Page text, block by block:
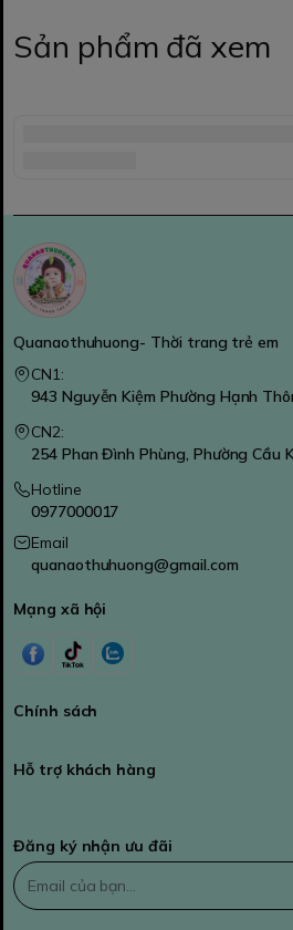
Sản phẩm đã xem
Quanaothuhuong- Thời trang trẻ em
CN1:
943 Nguyễn Kiệm Phường Hạnh
CN2:
254 Phan Đình Phùng, Phường Cầu
Hotline
0977000017
Email
quanaothuhuong@gmail.com
Mạng xã hội
Chính sách
Hỗ trợ khách hàng
Đăng ký nhận ưu đãi